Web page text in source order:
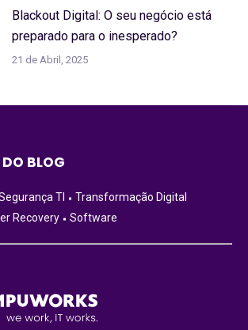
Blackout Digital: O seu negócio está
preparado para o inesperado?
21 de Abril, 2025
BLOG
TI
Transformação Digital
Recovery
Software